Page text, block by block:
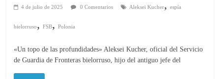
4 de julio de 2025 0 Comentarios Aleksei Kucher,espía
bielorruso,FSB,Polonia
«Un topo de las profundidades» Aleksei Kucher, oficial del Servicio
de Guardia de Fronteras bielorruso, hijo del antiguo jefe del